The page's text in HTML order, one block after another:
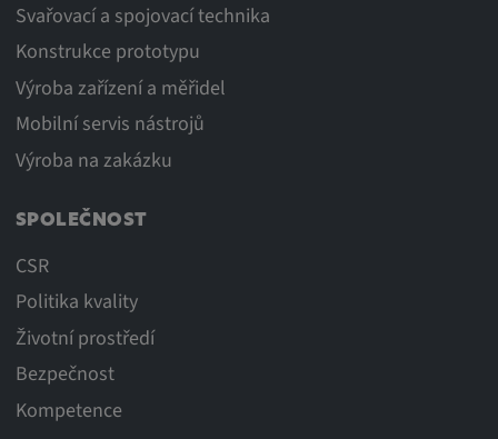
Svařovací a spojovací technika
Konstrukce prototypu
Výroba zařízení a měřidel
Mobilní servis nástrojů
Výroba na zakázku
SPOLEČNOST
CSR
Politika kvality
Životní prostředí
Bezpečnost
Kompetence